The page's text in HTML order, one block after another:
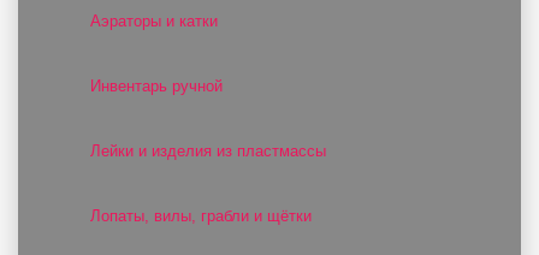
Аэраторы и катки
Инвентарь ручной
Лейки и изделия из пластмассы
Лопаты, вилы, грабли и щётки